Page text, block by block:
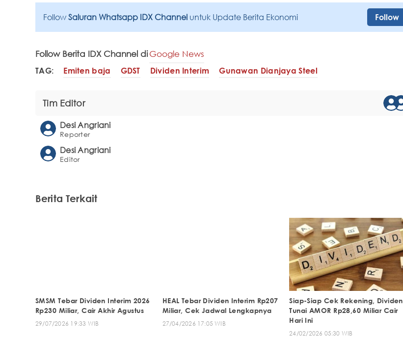
Follow Saluran Whatsapp IDX Channel untuk Update Berita Ekonomi Follow
Follow Berita IDX Channel diGoogle News
TAG: Emiten baja GDST Dividen Interim Gunawan Dianjaya Steel
Tim Editor
Desi Angriani
Reporter
Desi Angriani
Editor
Berita Terkait
SMSM Tebar Dividen Interim 2026
Rp230 Miliar, Cair Akhir Agustus
29/07/2026 19:33 WIB
HEAL Tebar Dividen Interim Rp207
Miliar, Cek Jadwal Lengkapnya
27/04/2026 17:05 WIB
Siap-Siap Cek Rekening, Dividen
Tunai AMOR Rp28,60 Miliar Cair
Hari Ini
24/02/2026 05:30 WIB